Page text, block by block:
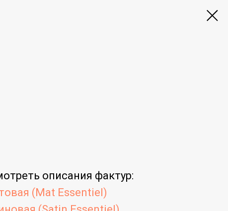
описания фактур:
(Mat Essentiel)